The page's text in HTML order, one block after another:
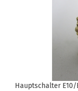
Hauptschalter E10/